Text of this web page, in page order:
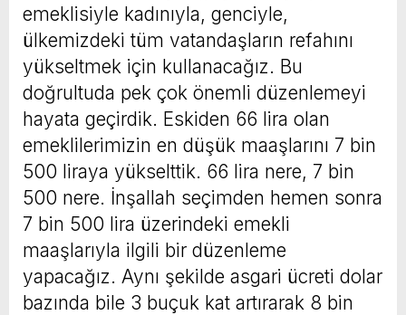
emeklisiyle kadınıyla, genciyle,
ülkemizdeki tüm vatandaşların refahını
yükseltmek için kullanacağız. Bu
doğrultuda pek çok önemli düzenlemeyi
hayata geçirdik. Eskiden 66 lira olan
emeklilerimizin en düşük maaşlarını 7 bin
500 liraya yükselttik. 66 lira nere, 7 bin
500 nere. İnşallah seçimden hemen sonra
7 bin 500 lira üzerindeki emekli
maaşlarıyla ilgili bir düzenleme
yapacağız. Aynı şekilde asgari ücreti dolar
bazında bile 3 buçuk kat artırarak 8 bin